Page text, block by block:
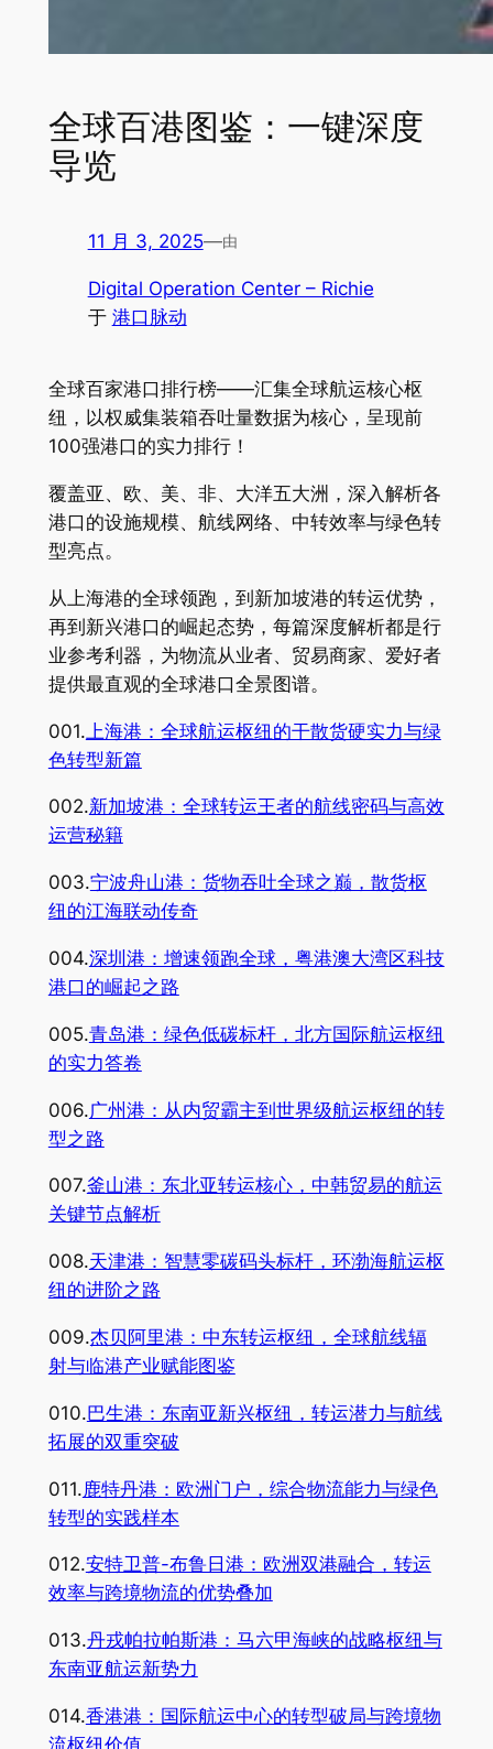
全球百港图鉴：一键深度
导览
11 月 3, 2025—由
Digital Operation Center – Richie
于 港口脉动
全球百家港口排行榜——汇集全球航运核心枢
纽，以权威集装箱吞吐量数据为核心，呈现前
100强港口的实力排行！
覆盖亚、欧、美、非、大洋五大洲，深入解析各
港口的设施规模、航线网络、中转效率与绿色转
型亮点。
从上海港的全球领跑，到新加坡港的转运优势，
再到新兴港口的崛起态势，每篇深度解析都是行
业参考利器，为物流从业者、贸易商家、爱好者
提供最直观的全球港口全景图谱。
001. 上海港：全球航运枢纽的干散货硬实力与绿
色转型新篇
002.新加坡港：全球转运王者的航线密码与高效
运营秘籍
003.宁波舟山港：货物吞吐全球之巅，散货枢
纽的江海联动传奇
004.深圳港：增速领跑全球，粤港澳大湾区科技
港口的崛起之路
005.青岛港：绿色低碳标杆，北方国际航运枢纽
的实力答卷
006.广州港：从内贸霸主到世界级航运枢纽的转
型之路
007.釜山港：东北亚转运核心，中韩贸易的航运
关键节点解析
008.天津港：智慧零碳码头标杆，环渤海航运枢
纽的进阶之路
009.杰贝阿里港：中东转运枢纽，全球航线辐
射与临港产业赋能图鉴
010.巴生港：东南亚新兴枢纽，转运潜力与航线
拓展的双重突破
011.鹿特丹港：欧洲门户，综合物流能力与绿色
转型的实践样本
012.安特卫普-布鲁日港：欧洲双港融合，转运
效率与跨境物流的优势叠加
013.丹戎帕拉帕斯港：马六甲海峡的战略枢纽与
东南亚航运新势力
014.香港港：国际航运中心的转型破局与跨境物